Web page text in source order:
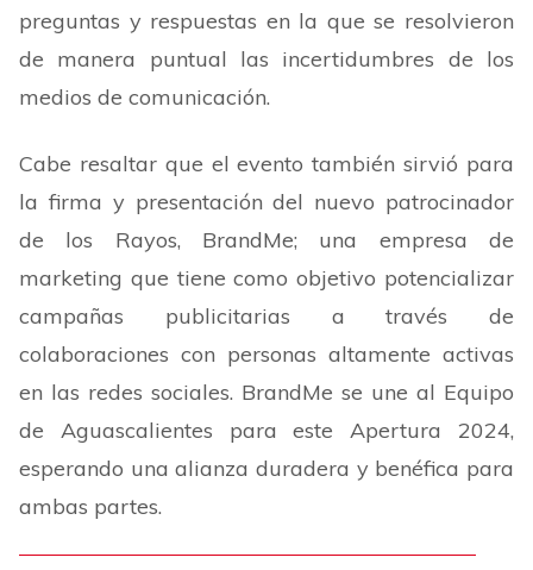
preguntas y respuestas en la que se resolvieron
de manera puntual las incertidumbres de los
medios de comunicación.
Cabe resaltar que el evento también sirvió para
la firma y presentación del nuevo patrocinador
de los Rayos, BrandMe; una empresa de
marketing que tiene como objetivo potencializar
campañas publicitarias a través de
colaboraciones con personas altamente activas
en las redes sociales. BrandMe se une al Equipo
de Aguascalientes para este Apertura 2024,
esperando una alianza duradera y benéfica para
ambas partes.